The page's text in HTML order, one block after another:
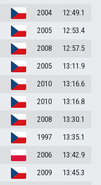
2004
12:49.1
2005
12:53.4
2008
12:57.5
2005
13:11.9
2010
13:16.6
2010
13:16.8
2008
13:30.1
1997
13:35.1
2006
13:42.9
2009
13:45.3